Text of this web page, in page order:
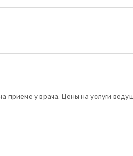
приеме у врача. Цены на услуги